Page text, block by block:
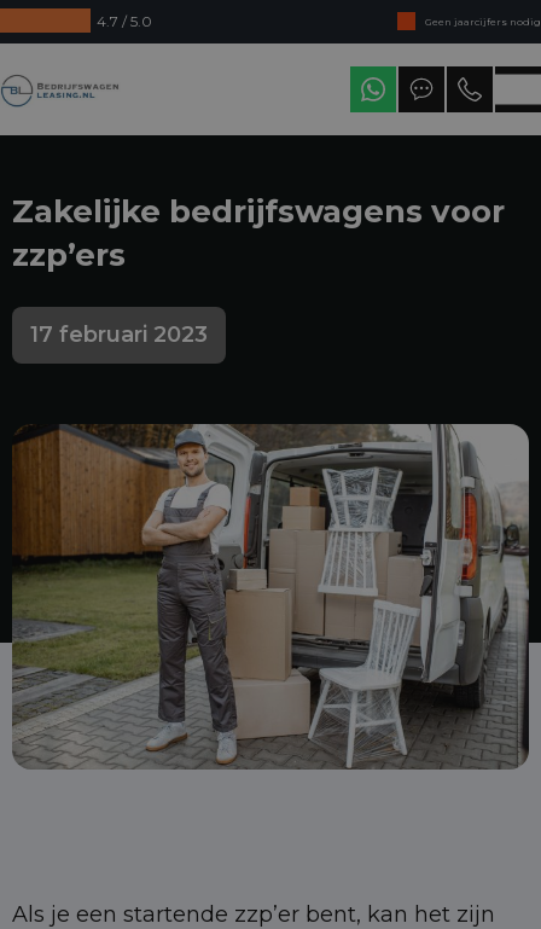
4.7 / 5.0
Geen jaarcijfers nodig
Direct uit voorraad leverbaar
Levering in heel Nederland
Zakelijke bedrijfswagens voor
zzp’ers
17 februari 2023
Als je een startende zzp’er bent, kan het zijn